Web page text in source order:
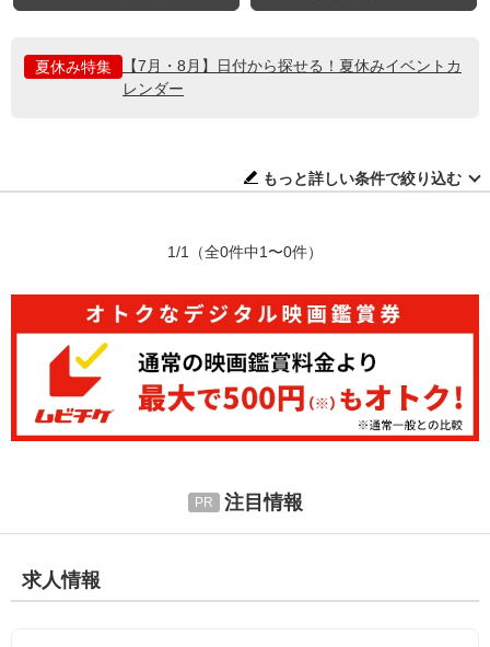
夏休み特集
【7月・8月】日付から探せる！夏休みイベントカ
レンダー
もっと詳しい条件で絞り込む
1/1 （全0件中1〜0件）
注目情報
求人情報